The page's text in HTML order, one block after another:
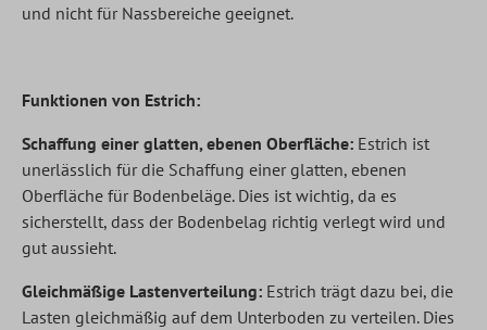
und nicht für Nassbereiche geeignet.
Funktionen von Estrich:
Schaffung einer glatten, ebenen Oberfläche: Estrich ist
unerlässlich für die Schaffung einer glatten, ebenen
Oberfläche für Bodenbeläge. Dies ist wichtig, da es
sicherstellt, dass der Bodenbelag richtig verlegt wird und
gut aussieht.
Gleichmäßige Lastenverteilung: Estrich trägt dazu bei, die
Lasten gleichmäßig auf dem Unterboden zu verteilen. Dies